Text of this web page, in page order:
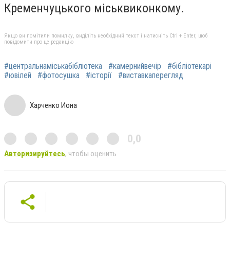
Кременчуцького міськвиконкому.
Якщо ви помітили помилку, виділіть необхідний текст і натисніть Ctrl + Enter, щоб
повідомити про це редакцію
#центральнаміськабібліотека #камернийвечір
#бібліотекарі
#ювілей
#фотосушка #історії #виставкаперегляд
Харченко Иона
0,0
Авторизируйтесь, чтобы оценить